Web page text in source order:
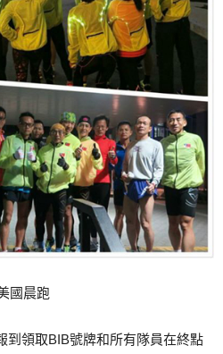
國晨跑
到領取BIB號牌和所有隊員在終點